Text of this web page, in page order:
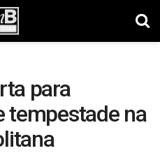
para
tempestade na